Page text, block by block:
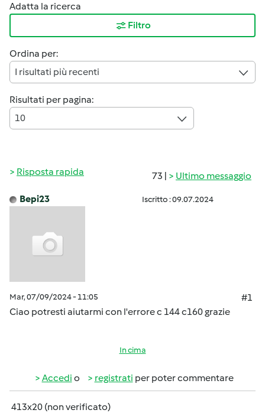
Adatta la ricerca
Filtro
Ordina per:
I risultati più recenti
Risultati per pagina:
10
73 | Ultimo messaggio
Risposta rapida
Bepi23 Iscritto : 09.07.2024
Mar, 07/09/2024 - 11:05
#1
Ciao potresti aiutarmi con l'errore c 144 c160 grazie
In cima
Accedi o registrati per poter commentare
413x20 (non verificato)